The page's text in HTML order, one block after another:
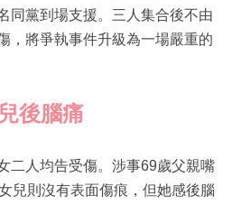
同黨到場支援。三人集合後不由
，將爭執事件升級為一場嚴重的
後腦痛
二人均告受傷。涉事69歲父親嘴
兒則沒有表面傷痕，但她感後腦